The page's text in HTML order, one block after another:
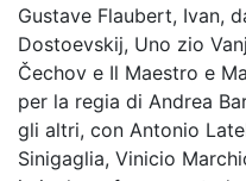
Gustave Flaubert, Ivan,
Dostoevskij, Uno zio
Čechov e Il Maestro e
per la regia di Andrea
gli altri, con Antonio
Sinigaglia, Vinicio